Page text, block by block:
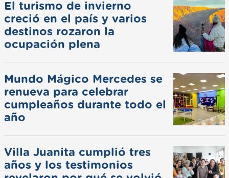
El turismo de invierno
creció en el país y varios
destinos rozaron la
ocupación plena
Mundo Mágico Mercedes se
renueva para celebrar
cumpleaños durante todo el
año
Villa Juanita cumplió tres
años y los testimonios